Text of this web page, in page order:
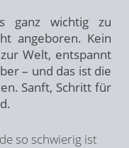
ganz wichtig zu
angeboren. Kein
Welt, entspannt
– und das ist die
Sanft, Schritt für
so schwierig ist